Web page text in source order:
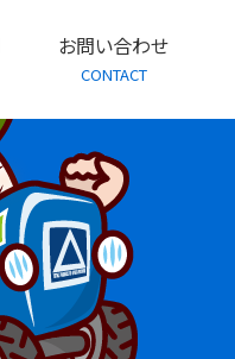
お問い合わせ
CONTACT